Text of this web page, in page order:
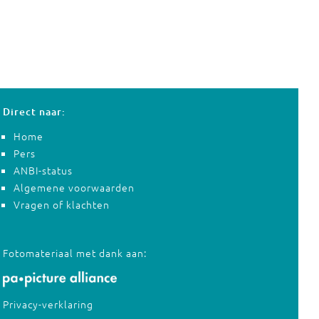
Direct naar:
Home
Pers
ANBI-status
Algemene voorwaarden
Vragen of klachten
Fotomateriaal met dank aan:
Privacy-verklaring